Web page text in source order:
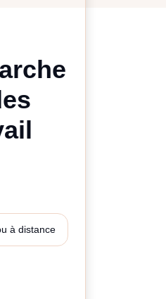
à distance